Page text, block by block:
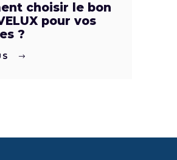
choisir le bon
pour vos
?